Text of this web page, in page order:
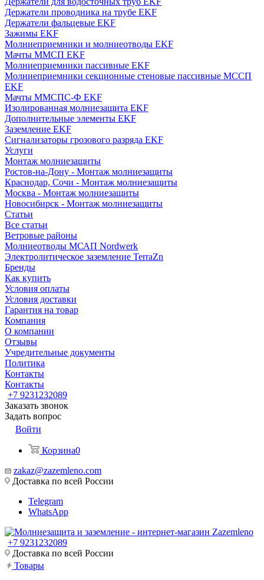
Держатели проводника на трубе EKF
Держатели фальцевые EKF
Зажимы EKF
Молниеприемники и молниеотводы EKF
Мачты ММСП EKF
Молниеприемники пассивные EKF
Молниеприемники секционные стеновые пассивные МССП
EKF
Мачты ММСПС-Ф EKF
Изолированная молниезащита EKF
Дополнительные элементы EKF
Заземление EKF
Сигнализаторы грозового разряда EKF
Услуги
Монтаж молниезащиты
Ростов-на-Дону - Монтаж молниезащиты
Краснодар, Сочи - Монтаж молниезащиты
Москва - Монтаж молниезащиты
Новосибирск - Монтаж молниезащиты
Статьи
Все статьи
Ветровые районы
Молниеотводы МСАП Nordwerk
Электролитическое заземление TerraZn
Бренды
Как купить
Условия оплаты
Условия доставки
Гарантия на товар
Компания
О компании
Отзывы
Учредительные документы
Политика
Контакты
Контакты
+7 9231232089
Заказать звонок
Задать вопрос
Войти
Корзина0
zakaz@zazemleno.com
Доставка по всей России
Telegram
WhatsApp
+7 9231232089
Доставка по всей России
Товары